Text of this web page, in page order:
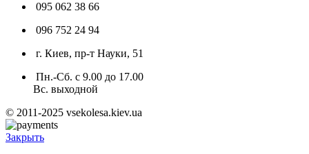
095 062 38 66
096 752 24 94
г. Киев, пр-т Науки, 51
Пн.-Сб. с 9.00 до 17.00
Вс. выходной
© 2011-2025 vsekolesa.kiev.ua
Закрыть